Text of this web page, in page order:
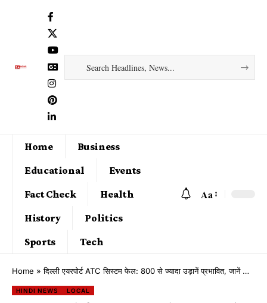
Home
Business
Educational
Events
Fact Check
Health
History
Politics
Sports
Tech
Aa
Home »दिल्ली एयरपोर्ट ATC सिस्टम फेल: 800 से ज्यादा उड़ानें प्रभावित, जानें कारण और असर
HINDI NEWS LOCAL